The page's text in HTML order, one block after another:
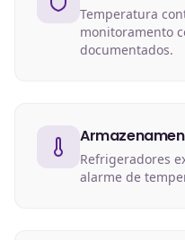
Temperatura
monitoramento
documentados.
Refrigeradores
alarme de